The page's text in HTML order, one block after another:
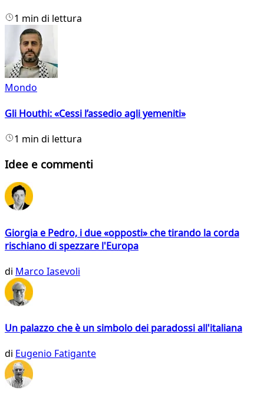
1 min di lettura
Mondo
Gli Houthi: «Cessi l’assedio agli yemeniti»
1 min di lettura
Idee e commenti
Giorgia e Pedro, i due «opposti» che tirando la corda
rischiano di spezzare l'Europa
di Marco Iasevoli
Un palazzo che è un simbolo dei paradossi all'italiana
di Eugenio Fatigante